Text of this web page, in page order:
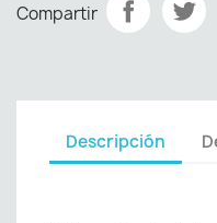
Compartir
Descripción